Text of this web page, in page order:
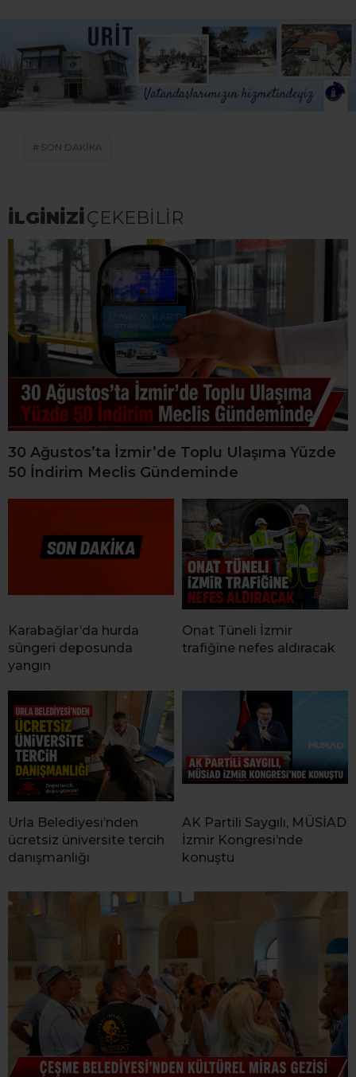
SON DAKİKA
İLGİNİZİÇEKEBİLİR
30 Ağustos’ta İzmir’de Toplu Ulaşıma Yüzde
50 İndirim Meclis Gündeminde
Karabağlar’da hurda
süngeri deposunda
yangın
Onat Tüneli İzmir
trafiğine nefes aldıracak
Urla Belediyesi’nden
ücretsiz üniversite tercih
danışmanlığı
AK Partili Saygılı, MÜSİAD
İzmir Kongresi’nde
konuştu